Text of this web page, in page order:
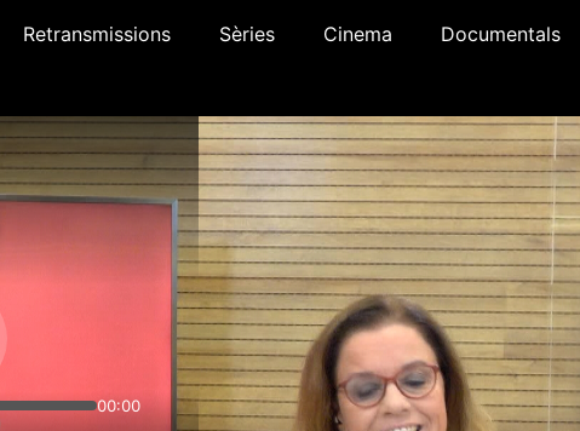
Retransmissions Sèries Cinema Documentals
00:00